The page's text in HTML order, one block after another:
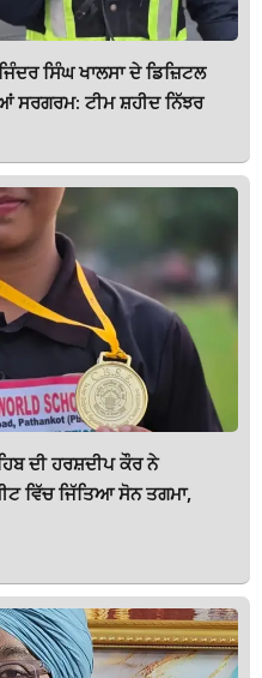
ਸਿੰਘ ਖਾਲਸਾ ਦੇ ਡਿਜ਼ਿਟਲ
ਸਰਗਰਮ: ਟੀਮ ਸ਼ਹੀਦ ਨਿੱਝਰ
ਦੀ ਹਰਸ਼ਦੀਪ ਕੌਰ ਨੇ
ਵਿੱਚ ਜਿੱਤਿਆ ਸੋਨ ਤਗਮਾ,